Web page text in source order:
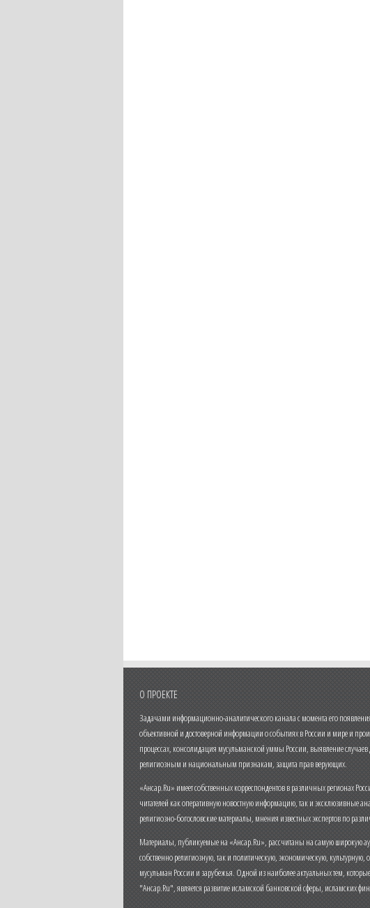
О ПРОЕКТЕ
Задачами информационно-аналитического канала с момента его
объективной и достоверной информации о событиях в России и мире и
процессах, консолидация мусульманской уммы России, выявление
религиозным и национальным признакам, защита прав верующих.
«Ансар.Ru» имеет собственных корреспондентов в различных регионах
читателей как оперативную новостную информацию, так и эксклюзивные
религиозно-богословские материалы, мнения известных экспертов по
Материалы, публикуемые на «Ансар.Ru», рассчитаны на самую широкую
собственно религиозную, так и политическую, экономическую,
мусульман России и зарубежья. Одной из наиболее актуальных тем,
"Ансар.Ru", является развитие исламской банковской сферы, исламских